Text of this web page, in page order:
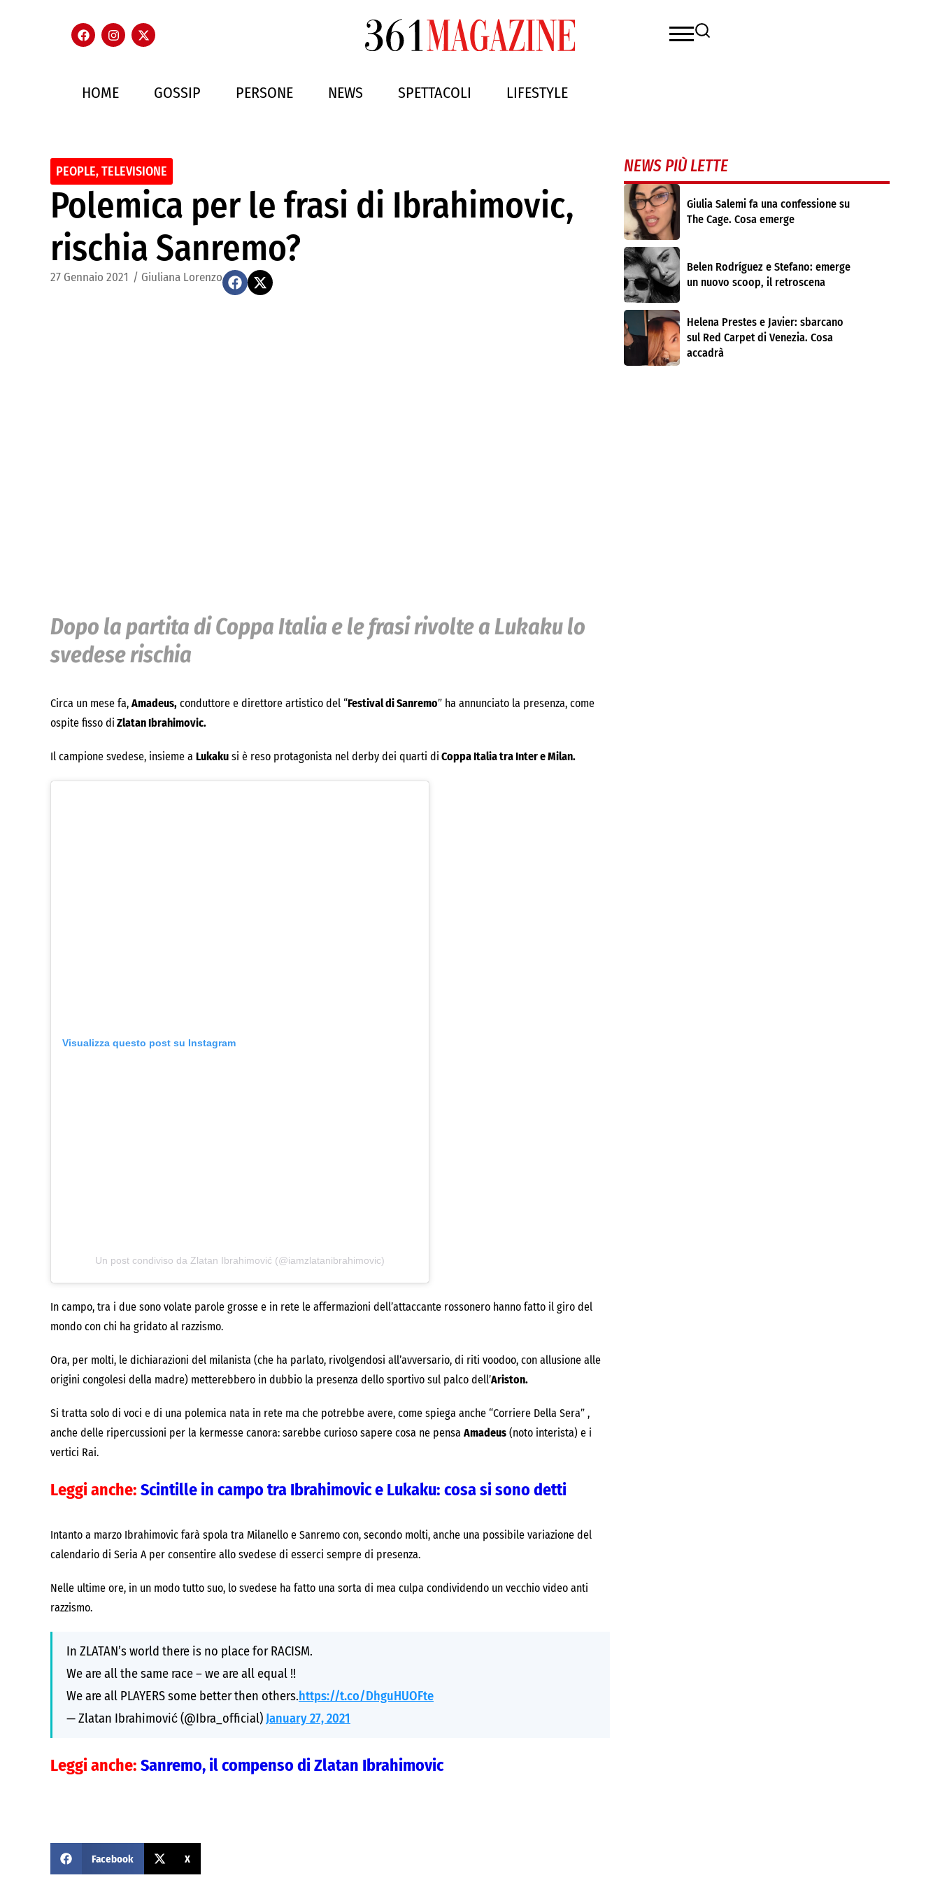
HOME GOSSIP PERSONE NEWS SPETTACOLI LIFESTYLE
PEOPLE,TELEVISIONE
Polemica per le frasi di Ibrahimovic,
rischia Sanremo?
27 Gennaio 2021 / Giuliana Lorenzo
Dopo la partita di Coppa Italia e le frasi rivolte a Lukaku lo
svedese rischia
Circa un mese fa, Amadeus, conduttore e direttore artistico del “Festival di Sanremo” ha annunciato la presenza, come
ospite fisso di Zlatan Ibrahimovic.
Il campione svedese, insieme a Lukaku si è reso protagonista nel derby dei quarti di Coppa Italia tra Inter e Milan.
Visualizza questo post su Instagram
Un post condiviso da Zlatan Ibrahimović (@iamzlatanibrahimovic)
In campo, tra i due sono volate parole grosse e in rete le affermazioni dell’attaccante rossonero hanno fatto il giro del
mondo con chi ha gridato al razzismo.
Ora, per molti, le dichiarazioni del milanista (che ha parlato, rivolgendosi all’avversario, di riti voodoo, con allusione alle
origini congolesi della madre) metterebbero in dubbio la presenza dello sportivo sul palco dell’Ariston.
Si tratta solo di voci e di una polemica nata in rete ma che potrebbe avere, come spiega anche “Corriere Della Sera” ,
anche delle ripercussioni per la kermesse canora: sarebbe curioso sapere cosa ne pensa Amadeus (noto interista) e i
vertici Rai.
Leggi anche: Scintille in campo tra Ibrahimovic e Lukaku: cosa si sono detti
Intanto a marzo Ibrahimovic farà spola tra Milanello e Sanremo con, secondo molti, anche una possibile variazione del
calendario di Seria A per consentire allo svedese di esserci sempre di presenza.
Nelle ultime ore, in un modo tutto suo, lo svedese ha fatto una sorta di mea culpa condividendo un vecchio video anti
razzismo.
In ZLATAN’s world there is no place for RACISM.
We are all the same race – we are all equal !!
We are all PLAYERS some better then others.https://t.co/DhguHUOFte
— Zlatan Ibrahimović (@Ibra_official) January 27, 2021
Leggi anche: Sanremo, il compenso di Zlatan Ibrahimovic
Facebook X
NEWS PIÙ LETTE
Giulia Salemi fa una confessione su
The Cage. Cosa emerge
Belen Rodríguez e Stefano: emerge
un nuovo scoop, il retroscena
Helena Prestes e Javier: sbarcano
sul Red Carpet di Venezia. Cosa
accadrà